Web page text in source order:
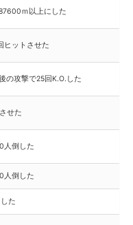
ｍ以上にした
ヒットさせた
の攻撃で25回K.O.した
せた
人倒した
人倒した
た